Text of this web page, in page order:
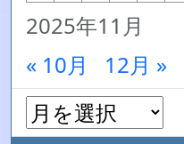
2025年11月
« 10月 12月 »